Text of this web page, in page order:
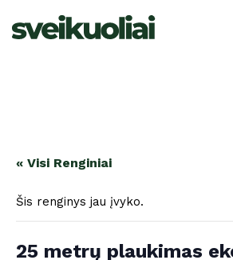
« Visi Renginiai
Šis renginys jau įvyko.
25 metrų plaukimas